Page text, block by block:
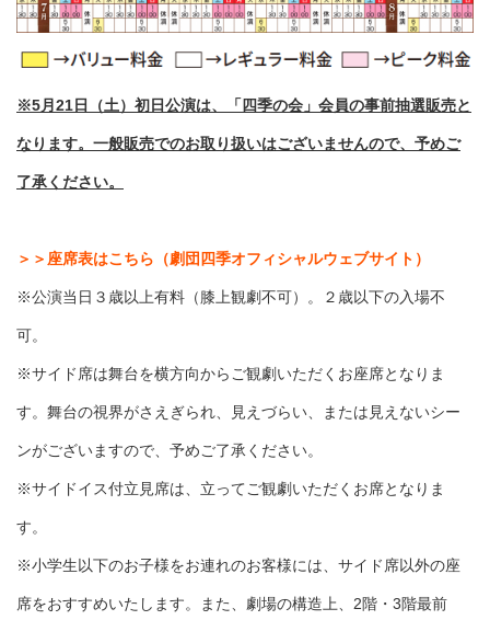
※5月21日（土）初日公演は、「四季の会」会員の事前抽選販売と
なります。一般販売でのお取り扱いはございませんので、予めご
了承ください。
＞＞座席表はこちら（劇団四季オフィシャルウェブサイト）
※公演当日３歳以上有料（膝上観劇不可）。２歳以下の入場不
可。
※サイド席は舞台を横方向からご観劇いただくお座席となりま
す。舞台の視界がさえぎられ、見えづらい、または見えないシー
ンがございますので、予めご了承ください。
※サイドイス付立見席は、立ってご観劇いただくお席となりま
す。
※小学生以下のお子様をお連れのお客様には、サイド席以外の座
席をおすすめいたします。また、劇場の構造上、2階・3階最前